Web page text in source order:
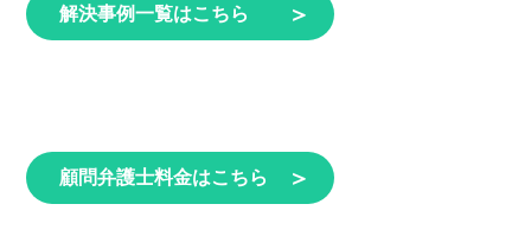
解決事例一覧はこちら ＞
顧問弁護士料金はこちら ＞